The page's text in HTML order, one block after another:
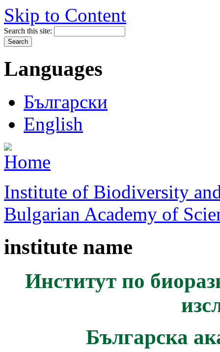
Skip to Content
Search this site:
Languages
Български
English
Institute of Biodiversity
Bulgarian Academy of
institute name
Институт по
Българска